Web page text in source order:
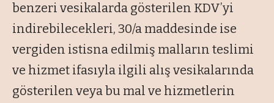
benzeri vesikalarda gösterilen KDV’yi
indirebilecekleri, 30/a maddesinde ise
vergiden istisna edilmiş malların teslimi
ve hizmet ifasıyla ilgili alış vesikalarında
gösterilen veya bu mal ve hizmetlerin